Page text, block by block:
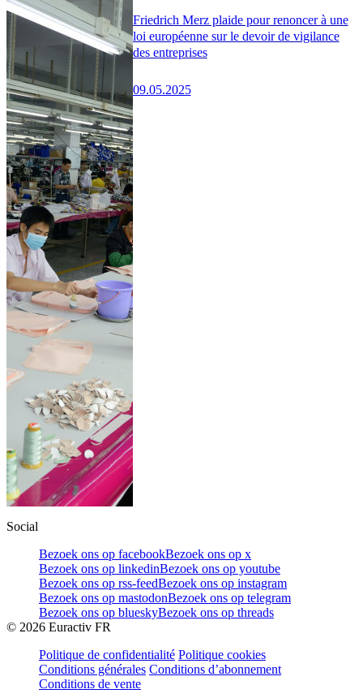
Friedrich Merz plaide pour renoncer à une
loi européenne sur le devoir de vigilance
des entreprises
09.05.2025
Social
Bezoek ons op facebookBezoek ons op x
Bezoek ons op linkedinBezoek ons op youtube
Bezoek ons op rss-feedBezoek ons op instagram
Bezoek ons op mastodonBezoek ons op telegram
Bezoek ons op blueskyBezoek ons op threads
© 2026 Euractiv FR
Politique de confidentialité Politique cookies
Conditions générales Conditions d’abonnement
Conditions de vente